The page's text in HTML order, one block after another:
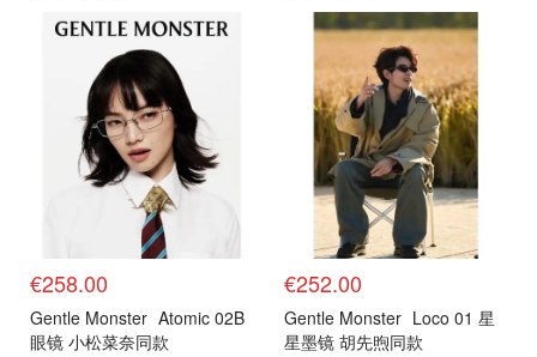
€258.00
Gentle Monster Atomic 02B
眼镜 小松菜奈同款
€252.00
Gentle Monster Loco 01 星
星墨镜 胡先煦同款